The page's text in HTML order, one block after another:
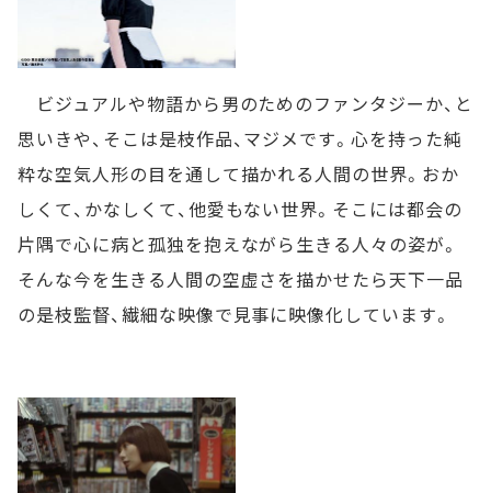
ビジュアルや物語から男のためのファンタジーか、と
思いきや、そこは是枝作品、マジメです。心を持った純
粋な空気人形の目を通して描かれる人間の世界。おか
しくて、かなしくて、他愛もない世界。そこには都会の
片隅で心に病と孤独を抱えながら生きる人々の姿が。
そんな今を生きる人間の空虚さを描かせたら天下一品
の是枝監督、繊細な映像で見事に映像化しています。